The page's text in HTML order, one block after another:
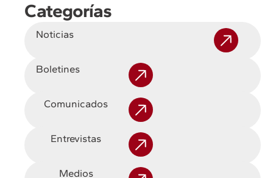
Categorías
Noticias
Boletines
Comunicados
Entrevistas
Medios